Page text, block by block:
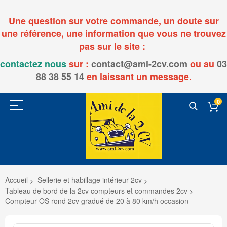
Une question sur votre commande, un doute sur
une référence, une information que vous ne trouvez
pas sur le site :
contactez noussur : contact@ami-2cv.com ou au 03
88 38 55 14en laissant un message.
0
Accueil
Sellerie et habillage intérieur 2cv
Tableau de bord de la 2cv compteurs et commandes 2cv
Compteur OS rond 2cv gradué de 20 à 80 km/h occasion